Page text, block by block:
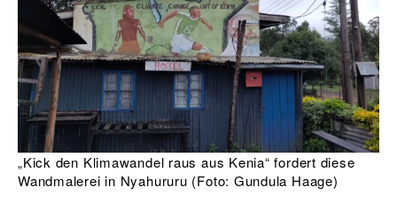
„Kick den Klimawandel raus aus Kenia“ fordert diese
Wandmalerei in Nyahururu (Foto: Gundula Haage)